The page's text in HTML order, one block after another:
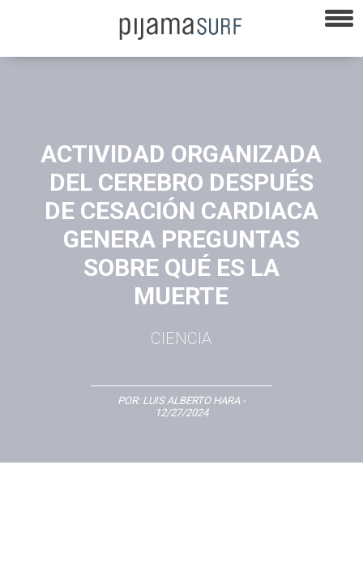
ACTIVIDAD ORGANIZADA
DEL CEREBRO DESPUÉS
DE CESACIÓN CARDIACA
GENERA PREGUNTAS
SOBRE QUÉ ES LA
MUERTE
CIENCIA
POR: LUIS ALBERTO HARA-
12/27/2024